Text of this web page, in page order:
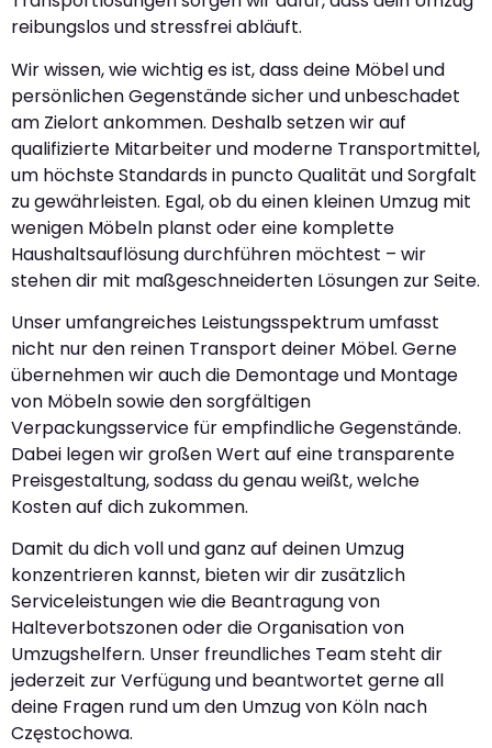
reibungslos und stressfrei abläuft.
Wir wissen, wie wichtig es ist, dass deine Möbel und
persönlichen Gegenstände sicher und unbeschadet
am Zielort ankommen. Deshalb setzen wir auf
qualifizierte Mitarbeiter und moderne Transportmittel,
um höchste Standards in puncto Qualität und Sorgfalt
zu gewährleisten. Egal, ob du einen kleinen Umzug mit
wenigen Möbeln planst oder eine komplette
Haushaltsauflösung durchführen möchtest – wir
stehen dir mit maßgeschneiderten Lösungen zur Seite.
Unser umfangreiches Leistungsspektrum umfasst
nicht nur den reinen Transport deiner Möbel. Gerne
übernehmen wir auch die Demontage und Montage
von Möbeln sowie den sorgfältigen
Verpackungsservice für empfindliche Gegenstände.
Dabei legen wir großen Wert auf eine transparente
Preisgestaltung, sodass du genau weißt, welche
Kosten auf dich zukommen.
Damit du dich voll und ganz auf deinen Umzug
konzentrieren kannst, bieten wir dir zusätzlich
Serviceleistungen wie die Beantragung von
Halteverbotszonen oder die Organisation von
Umzugshelfern. Unser freundliches Team steht dir
jederzeit zur Verfügung und beantwortet gerne all
deine Fragen rund um den Umzug von Köln nach
Częstochowa.